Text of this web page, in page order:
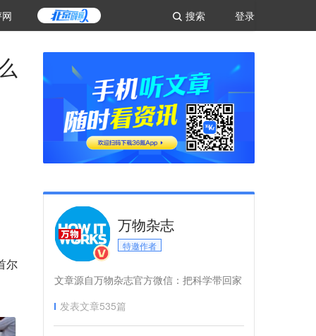
登录
搜索
尔
万物杂志
特邀作者
文章源自万物杂志官方微信：把科学带回家
发表文章535篇